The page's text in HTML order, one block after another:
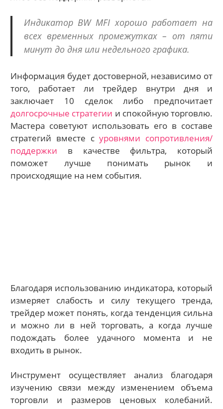
Индикатор BW MFI хорошо работает на
всех временных промежутках – от пяти
минут до дня или недельного графика.
Информация будет достоверной, независимо от
того, работает ли трейдер внутри дня и
заключает 10 сделок либо предпочитает
долгосрочные стратегии и спокойную торговлю.
Мастера советуют использовать его в составе
стратегий вместе суровнями сопротивления/
поддержки в качестве фильтра, который
поможет лучше понимать рынок и
происходящие на нем события.
Благодаря использованию индикатора, который
измеряет слабость и силу текущего тренда,
трейдер может понять, когда тенденция сильна
и можно ли в ней торговать, а когда лучше
подождать более удачного момента и не
входить в рынок.
Инструмент осуществляет анализ благодаря
изучению связи между изменением объема
торговли и размеров ценовых колебаний.